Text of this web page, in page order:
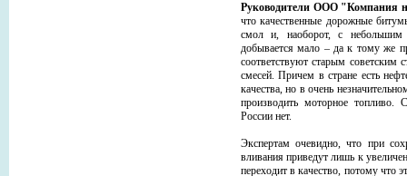
Руководители ООО "Компания
что качественные дорожные
смол и, наоборот, с небольшим
добывается мало – да к тому же
соответствуют старым советским
смесей. Причем в стране есть
качества, но в очень
производить моторное топливо.
России нет.
Экспертам очевидно, что при
вливания приведут лишь к
переходит в качество, потому что